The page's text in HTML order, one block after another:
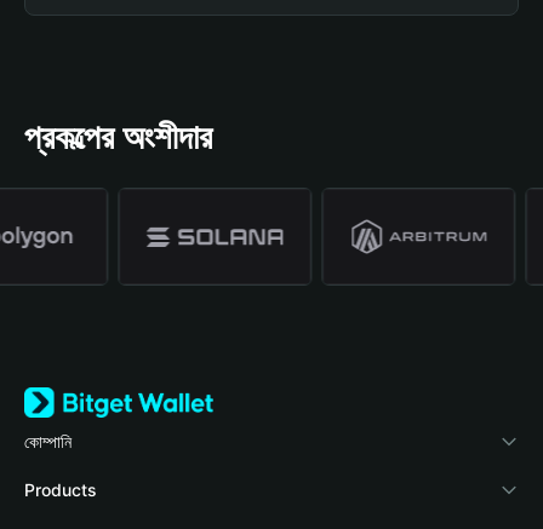
প্রকল্পের অংশীদার
কোম্পানি
Bitget Wallet সম্পর্কে
Products